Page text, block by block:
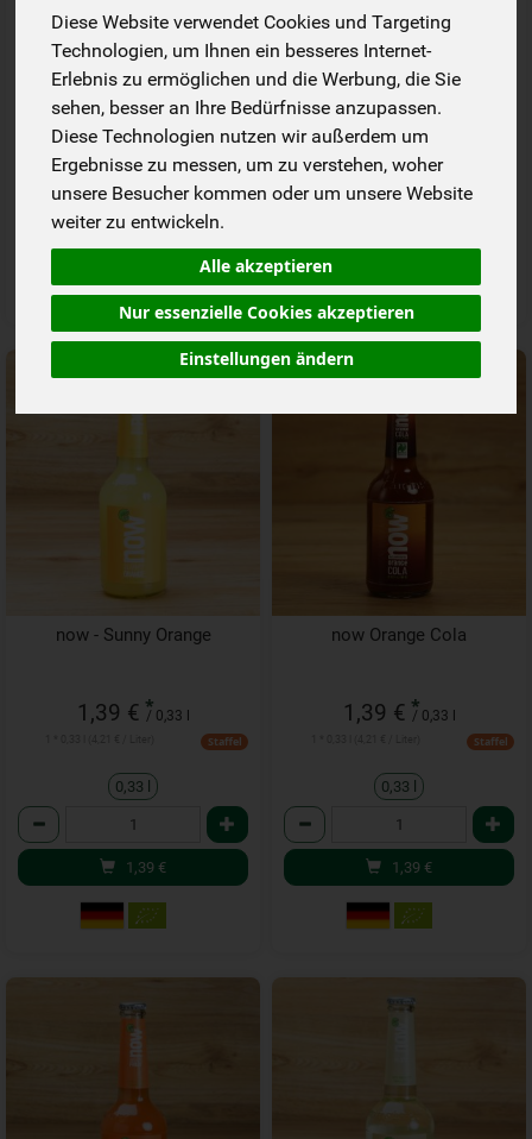
Diese Website verwendet Cookies und Targeting
Technologien, um Ihnen ein besseres Internet-
Erlebnis zu ermöglichen und die Werbung, die Sie
sehen, besser an Ihre Bedürfnisse anzupassen.
Diese Technologien nutzen wir außerdem um
Ergebnisse zu messen, um zu verstehen, woher
unsere Besucher kommen oder um unsere Website
weiter zu entwickeln.
Alle akzeptieren
Nur essenzielle Cookies akzeptieren
Einstellungen ändern
1,39 €*
/ 0,33 l
1 * 0,33 l (4,21 € / Liter) Staffel
0,33 l
Anzahl
1,39 €*
/ 0,33 l
1 * 0,33 l (4,21 € / Liter)
0,33 l
Anzahl
now - Sunny Orange
1,39 € *
/ 0,33 l
Staffel
0,33 l
Anzahl
1,39 €
now Orange Cola
1,39 € *
/ 0,33 l
Staffel
0,33 l
Anzahl
1,39 €